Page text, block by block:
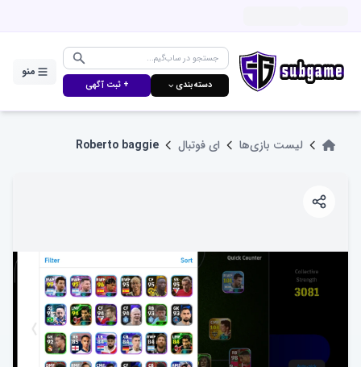
دسته‌بندی ⌵ + ثبت آگهی
منو
لیست بازی‌ها ای فوتبال Roberto baggie